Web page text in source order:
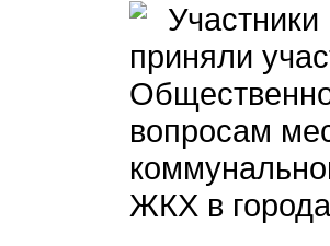
приняли
вопросам
ЖКХ в